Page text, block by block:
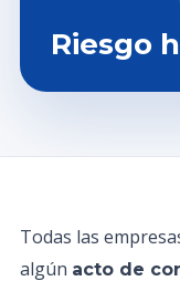
Riesgo
Todas las
algún acto de